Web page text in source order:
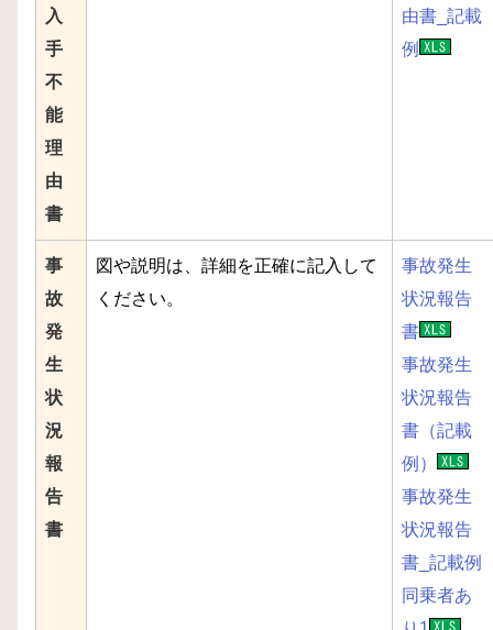
入
手
不
能
理
由
書
由書_記載
例
事
故
発
生
状
況
報
告
書
図や説明は、詳細を正確に記入して
ください。
事故発生
状況報告
書
事故発生
状況報告
書（記載
例）
事故発生
状況報告
書_記載例
同乗者あ